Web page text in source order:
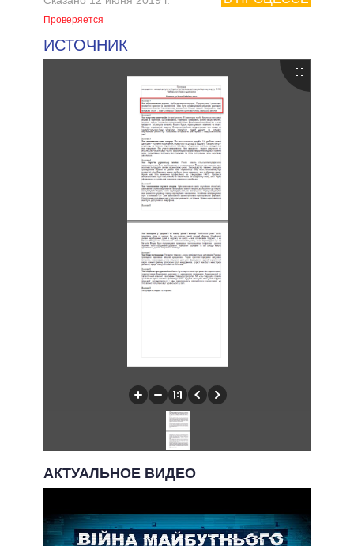
Проверяется
ИСТОЧНИК
АКТУАЛЬНОЕ ВИДЕО